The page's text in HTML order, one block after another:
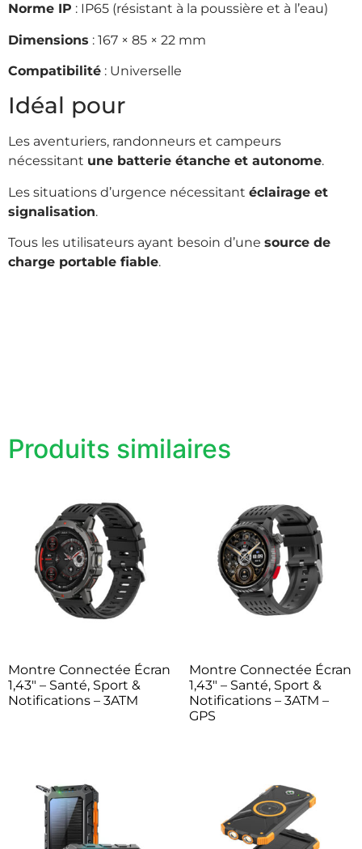
Norme IP : IP65 (résistant à la poussière et à l’eau)
Dimensions : 167 × 85 × 22 mm
Compatibilité : Universelle
Idéal pour
Les aventuriers, randonneurs et campeurs
nécessitant une batterie étanche et autonome.
Les situations d’urgence nécessitant éclairage et
signalisation.
Tous les utilisateurs ayant besoin d’une source de
charge portable fiable.
Produits similaires
Montre Connectée Écran
1,43″ – Santé, Sport &
Notifications – 3ATM
Montre Connectée Écran
1,43″ – Santé, Sport &
Notifications – 3ATM –
GPS